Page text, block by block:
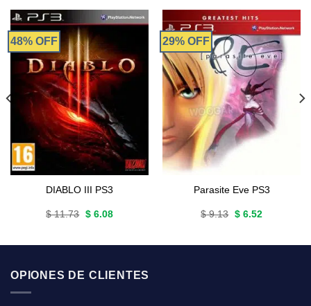
48% OFF
DIABLO III PS3
$11.73 Original
$6.08Current
29% OFF
Parasite Eve PS3
$9.13 Original
$6.52Current
OPIONES DE CLIENTES